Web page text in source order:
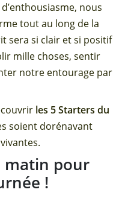
nous
tout au long de la
sera si clair et si positif
mille choses, sentir
notre entourage par
les 5 Starters du
soient dorénavant
matin pour
!